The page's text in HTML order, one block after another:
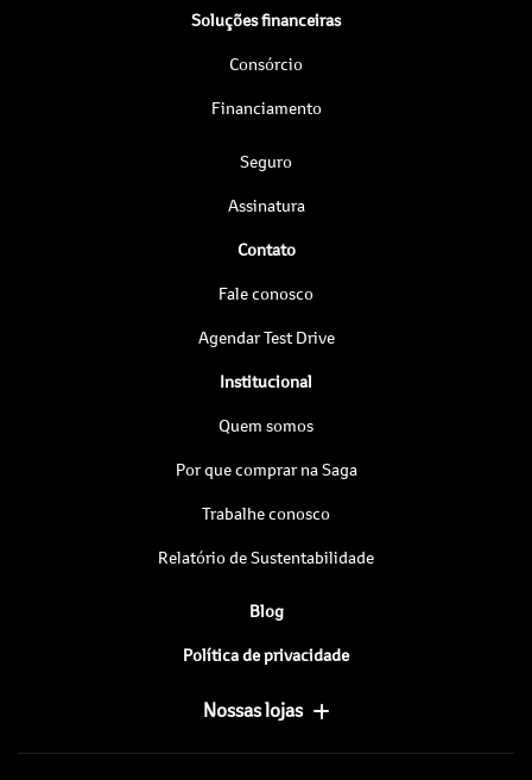
Soluções financeiras
Consórcio
Financiamento
Seguro
Assinatura
Contato
Fale conosco
Agendar Test Drive
Institucional
Quem somos
Por que comprar na Saga
Trabalhe conosco
Relatório de Sustentabilidade
Blog
Política de privacidade
Nossas lojas